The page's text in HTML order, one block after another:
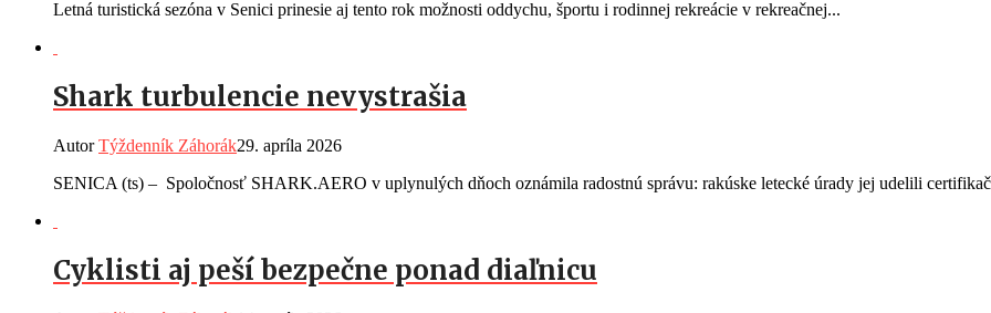
Letná turistická sezóna v Senici prinesie aj tento rok možnosti oddychu, športu i rodinnej rekreácie v rekreačnej...
Shark turbulencie nevystrašia
AutorTýždenník Záhorák29. apríla 2026
SENICA (ts) – Spoločnosť SHARK.AERO v uplynulých dňoch oznámila radostnú správu: rakúske letecké úrady jej udelili
Cyklisti aj peší bezpečne ponad diaľnicu